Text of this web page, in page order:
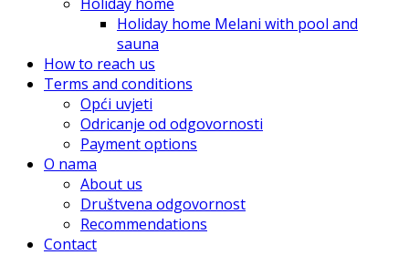
Holiday home Melani with pool and
sauna
How to reach us
Terms and conditions
Opći uvjeti
Odricanje od odgovornosti
Payment options
O nama
About us
Društvena odgovornost
Recommendations
Contact